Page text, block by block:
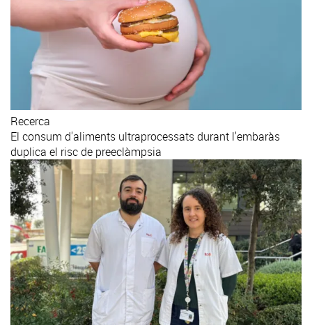
Recerca
El consum d'aliments ultraprocessats durant l'embaràs
duplica el risc de preeclàmpsia